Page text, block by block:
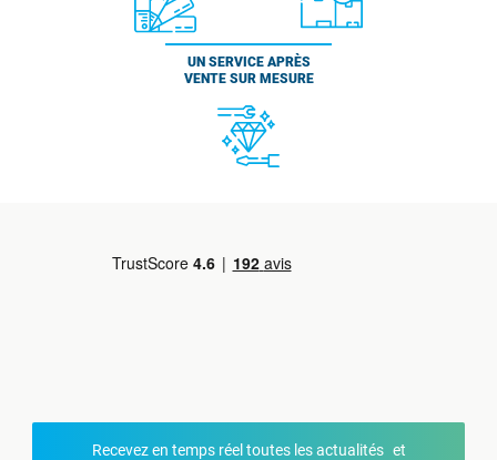
UN SERVICE APRÈS
VENTE SUR MESURE
Recevez en temps réel toutes les actualités et